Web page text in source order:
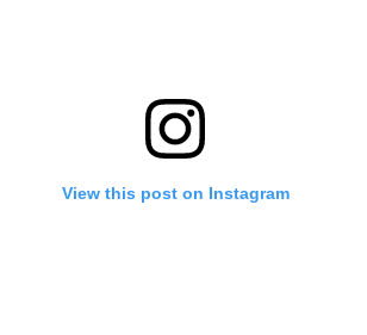
View this post on Instagram